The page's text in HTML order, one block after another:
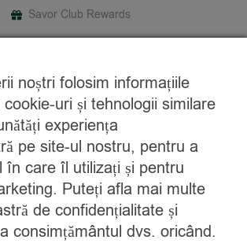
Savor Club Rewards
Cine suntem
Blog
Contact
CATEGORII
Condimente
Mixuri
noștri folosim informațiile
uri și tehnologii similare
experiența
pe site-ul nostru, pentru a
în care îl utilizați și pentru
Puteți afla mai multe
de confidențialitate și
consimțământul dvs. oricând.